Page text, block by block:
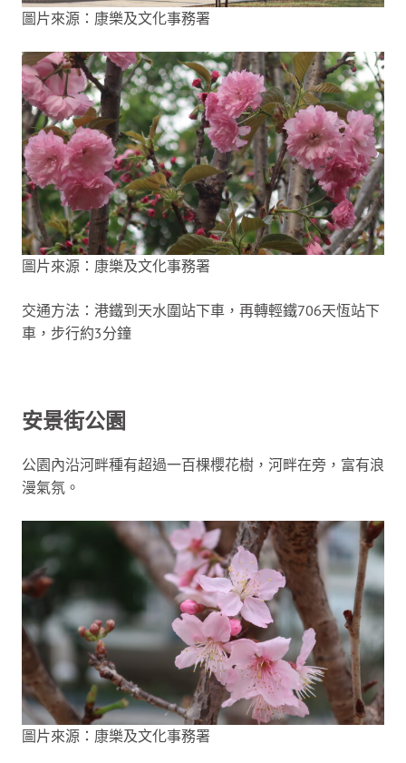
圖片來源：康樂及文化事務署
圖片來源：康樂及文化事務署
交通方法：港鐵到天水圍站下車，再轉輕鐵706天恆站下
車，步行約3分鐘
安景街公園
公園內沿河畔種有超過一百棵櫻花樹，河畔在旁，富有浪
漫氣氛。
圖片來源：康樂及文化事務署